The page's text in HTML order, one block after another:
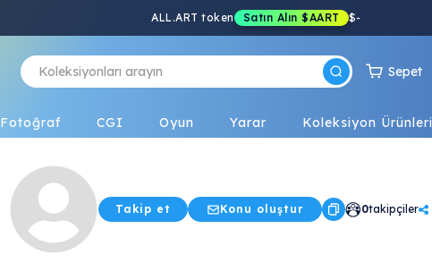
ALL.ART token Satın Alın $AART $-
Sepet
Fotoğraf CGI Oyun Yarar Koleksiyon Ürünleri
Takip et Konu oluştur 0takipçiler